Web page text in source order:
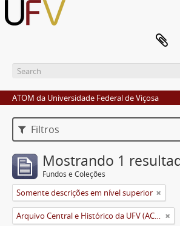
ATOM da Universidade Federal de Viçosa
Filtros
Mostrando 1
Fundos e Coleções
Somente descrições em nível superior
Arquivo Central e Histórico da UFV (ACH-UFV)